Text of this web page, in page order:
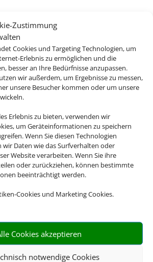
Zustimmung
Cookies und Targeting Technologien, um
Erlebnis zu ermöglichen und die
besser an Ihre Bedürfnisse anzupassen.
wir außerdem, um Ergebnisse zu messen,
unsere Besucher kommen oder um unsere
Erlebnis zu bieten, verwenden wir
um Geräteinformationen zu speichern
Wenn Sie diesen Technologien
Daten wie das Surfverhalten oder
Website verarbeiten. Wenn Sie ihre
oder zurückziehen, können bestimmte
beeinträchtigt werden.
Cookies und Marketing Cookies.
Cookies akzeptieren
notwendige Cookies